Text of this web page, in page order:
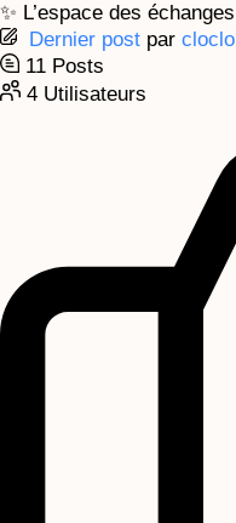
✨ L’espace des échanges
Dernier post par cloclo
11 Posts
4 Utilisateurs